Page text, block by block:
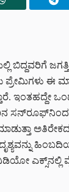
ಬಿದ್ದವರಿಗೆ
ಪ್ರೇಮಿಗಳು ಈ
ಇಂತಹದ್ದೇ
ಹಿಂಬದಿಯ
ಎಕ್ಸ್‌ನಲ್ಲಿ